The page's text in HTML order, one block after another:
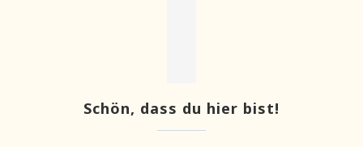
Schön, dass du hier bist!